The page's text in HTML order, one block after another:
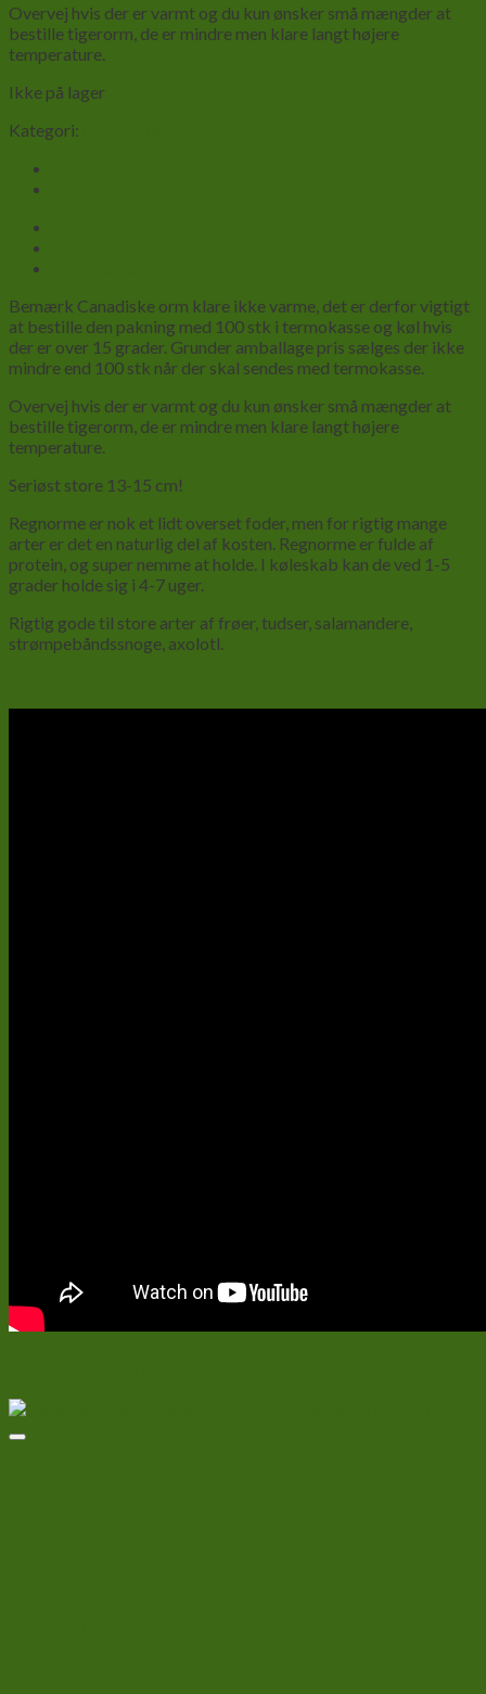
Overvej hvis der er varmt og du kun ønsker små mængder at
bestille tigerorm, de er mindre men klare langt højere
temperature.
Ikke på lager
Kategori:
Bemærk Canadiske orm klare ikke varme, det er derfor vigtigt
at bestille den pakning med 100 stk i termokasse og køl hvis
der er over 15 grader. Grunder amballage pris sælges der ikke
mindre end 100 stk når der skal sendes med termokasse.
Overvej hvis der er varmt og du kun ønsker små mængder at
bestille tigerorm, de er mindre men klare langt højere
temperature.
Seriøst store 13-15 cm!
Regnorme er nok et lidt overset foder, men for rigtig mange
arter er det en naturlig del af kosten. Regnorme er fulde af
protein, og super nemme at holde. I køleskab kan de ved 1-5
grader holde sig i 4-7 uger.
Rigtig gode til store arter af frøer, tudser, salamandere,
strømpebåndssnoge, axolotl.